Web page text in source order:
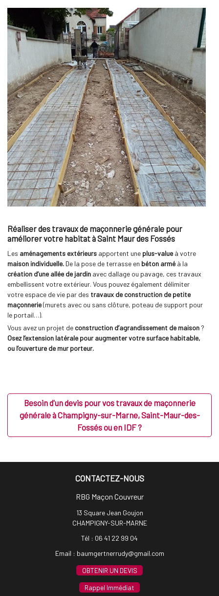
Réaliser des travaux de maçonnerie générale pour
améliorer votre habitat à Saint Maur des Fossés
Les aménagements extérieurs apportent une plus-value à votre
maison individuelle. De la pose de terrasse en béton armé à la
création d’une allée de jardin avec dallage ou pavage, ces travaux
embellissent votre extérieur. Vous pouvez également délimiter
votre espace de vie par des travaux de construction de petite
maçonnerie(murets avec ou sans clôture, poteau de support pour
le portail…).
Vous avez un projet de construction d’agrandissement de maison ?
Osez l’extension latérale pour augmenter votre surface habitable,
ou l’ouverture de mur porteur.
Besoin d'un devis pour vos travaux de maçonnerie
générale à Champigny-sur-Marne, Saint-Maur-des-
Fossés ou en IDF ?
CONTACTEZ-NOUS
RBG Maçon Couvreur
13 Square Jean Goujon
CHAMPIGNY-SUR-MARNE
Tél : 06 41 22 99 04
Email : baumgertnerrudy@gmail.com
OBTENIR UN DEVIS
Rappel Immédiat